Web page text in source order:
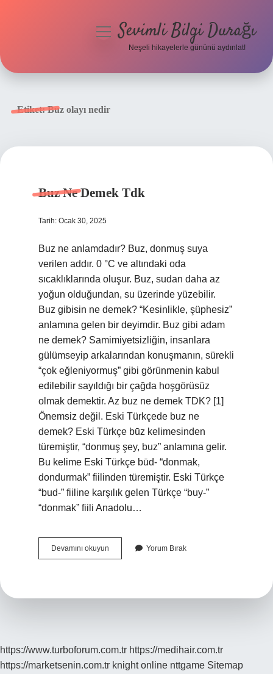
menüyüSevimli Bilgi Durağı
Neşeli hikayelerle gününü aydınlat!
Etiket:Buz olayı nedir
Buz Ne Demek Tdk
Tarih: Ocak 30, 2025
Buz ne anlamdadır? Buz, donmuş suya
verilen addır. 0 °C ve altındaki oda
sıcaklıklarında oluşur. Buz, sudan daha az
yoğun olduğundan, su üzerinde yüzebilir.
Buz gibisin ne demek? “Kesinlikle, şüphesiz”
anlamına gelen bir deyimdir. Buz gibi adam
ne demek? Samimiyetsizliğin, insanlara
gülümseyip arkalarından konuşmanın, sürekli
“çok eğleniyormuş” gibi görünmenin kabul
edilebilir sayıldığı bir çağda hoşgörüsüz
olmak demektir. Az buz ne demek TDK? [1]
Önemsiz değil. Eski Türkçede buz ne
demek? Eski Türkçe būz kelimesinden
türemiştir, “donmuş şey, buz” anlamına gelir.
Bu kelime Eski Türkçe būd- “donmak,
dondurmak” fiilinden türemiştir. Eski Türkçe
“bud-” fiiline karşılık gelen Türkçe “buy-”
“donmak” fiili Anadolu…
Devamını okuyun
Ne
Yorum Bırak
https://www.turboforum.com.tr https://medihair.com.tr
https://marketsenin.com.tr knight online nttgame Sitemap